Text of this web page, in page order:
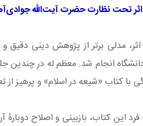
اثر تحت نظارت حضرت آیت‌الله
اثر، مدلی برتر از پژوهش دینی
انجام شد. معظم له در چندین
با کتاب «شیعه در اسلام» و پرهیز
این کتاب، بازبینی و اصلاح